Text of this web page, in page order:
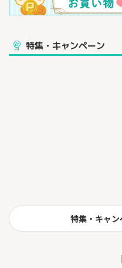
特集・キャンペーン
特集・キャ